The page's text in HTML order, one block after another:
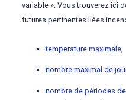
variable ». Vous trouverez ici
futures pertinentes liées
temperature maximale,
nombre maximal de
nombre de périodes